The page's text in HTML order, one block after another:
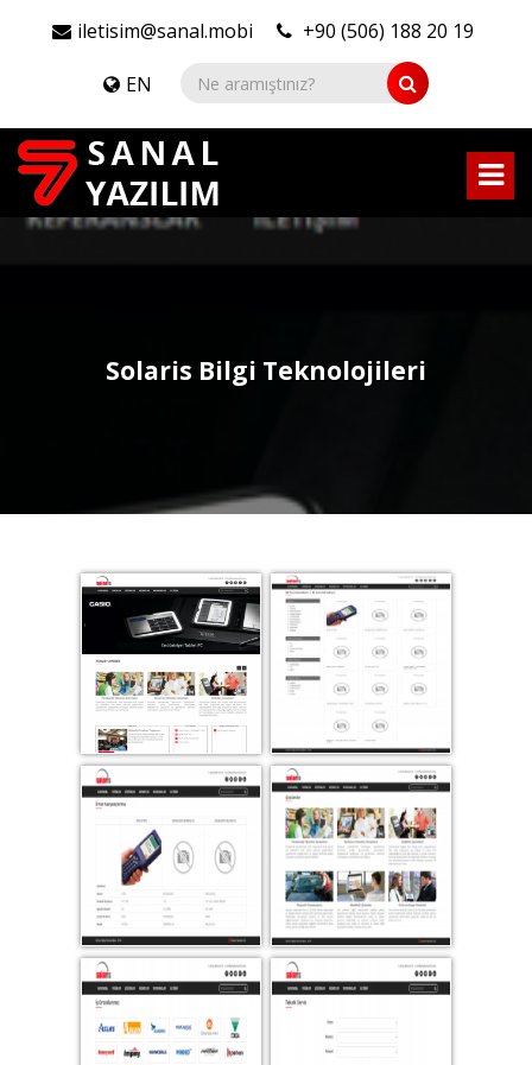
iletisim@sanal.mobi +90 (506) 188 20 19
EN
Solaris Bilgi Teknolojileri